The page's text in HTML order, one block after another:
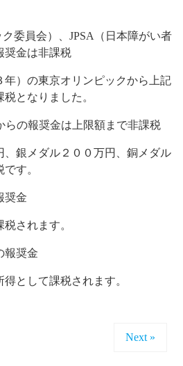
委員会）、JPSA（日本障がい者
奨金は非課税
）の東京オリンピックから上記
となりました。
らの報奨金は上限額まで非課税
銀メダル２００万円、銅メダル
す。
奨金
されます。
報奨金
として課税されます。
Next »